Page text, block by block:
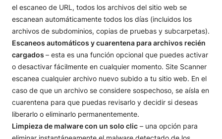
el escaneo de URL, todos los archivos del sitio web se
escanean automáticamente todos los días (incluidos los
archivos de subdominios, copias de pruebas y subcarpetas).
Escaneos automáticos y cuarentena para archivos recién
cargados – esta es una función opcional que puedes activar
o desactivar fácilmente en cualquier momento. Site Scanner
escanea cualquier archivo nuevo subido a tu sitio web. En el
caso de que un archivo se considere sospechoso, se aísla en
cuarentena para que puedas revisarlo y decidir si deseas
liberarlo o eliminarlo permanentemente.
Limpieza de malware con un solo clic – una opción para